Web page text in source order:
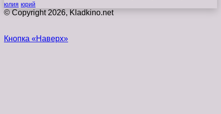
юлия юрий
© Copyright 2026, Kladkino.net
Кнопка «Наверх»